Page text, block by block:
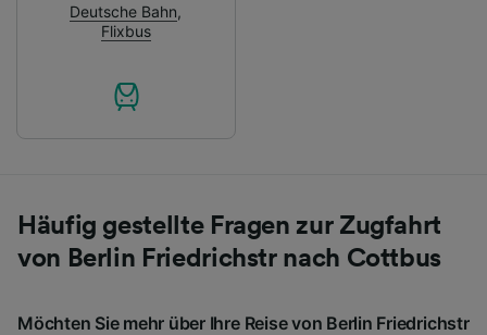
Deutsche Bahn,
Flixbus
Häufig gestellte Fragen zur Zugfahrt
von Berlin Friedrichstr nach Cottbus
Möchten Sie mehr über Ihre Reise von Berlin Friedrichstr